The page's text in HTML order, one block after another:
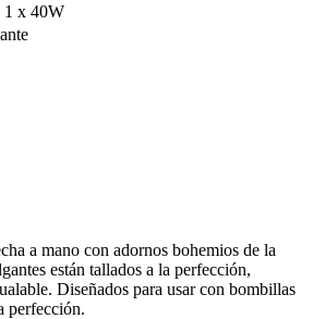
1 x 40W
a mano con adornos bohemios de la
están tallados a la perfección,
Diseñados para usar con bombillas
perfección.